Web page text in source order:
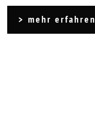
mehr erfahren